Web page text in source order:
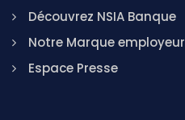
Découvrez NSIA Banque
Notre Marque employeur
Espace Presse